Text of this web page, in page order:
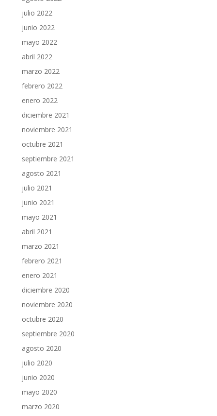
julio 2022
junio 2022
mayo 2022
abril 2022
marzo 2022
febrero 2022
enero 2022
diciembre 2021
noviembre 2021
octubre 2021
septiembre 2021
agosto 2021
julio 2021
junio 2021
mayo 2021
abril 2021
marzo 2021
febrero 2021
enero 2021
diciembre 2020
noviembre 2020
octubre 2020
septiembre 2020
agosto 2020
julio 2020
junio 2020
mayo 2020
marzo 2020